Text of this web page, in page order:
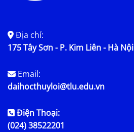
Địa chỉ:
175 Tây Sơn - P. Kim Liên - Hà Nội
Email:
daihocthuyloi@tlu.edu.vn
Điện Thoại:
(024) 38522201